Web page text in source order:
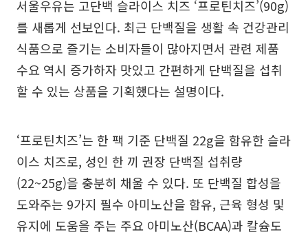
서울우유는 고단백 슬라이스 치즈 ‘프로틴치즈’(90g)
를 새롭게 선보인다. 최근 단백질을 생활 속 건강관리
식품으로 즐기는 소비자들이 많아지면서 관련 제품
수요 역시 증가하자 맛있고 간편하게 단백질을 섭취
할 수 있는 상품을 기획했다는 설명이다.
‘프로틴치즈’는 한 팩 기준 단백질 22g을 함유한 슬라
이스 치즈로, 성인 한 끼 권장 단백질 섭취량
(22~25g)을 충분히 채울 수 있다. 또 단백질 합성을
도와주는 9가지 필수 아미노산을 함유, 근육 형성 및
유지에 도움을 주는 주요 아미노산(BCAA)과 칼슘도